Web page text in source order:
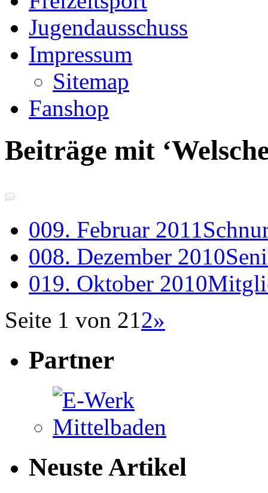
Jugendausschuss
Impressum
Sitemap
Fanshop
Beiträge mit
009. Februar 2011
008. Dezember 2010
019. Oktober 2010
Seite 1 von 212»
Partner
Neuste Artikel